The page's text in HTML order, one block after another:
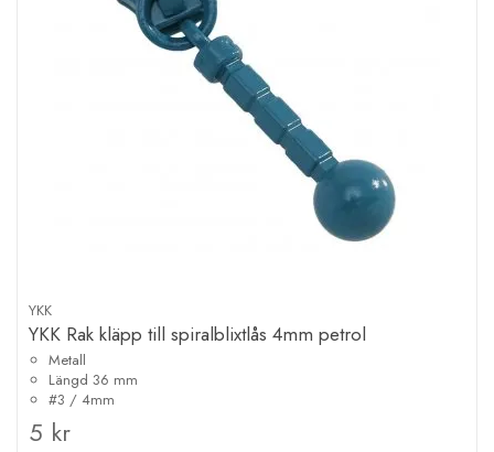
YKK
YKK Rak kläpp till spiralblixtlås 4mm petrol
Metall
Längd 36 mm
#3 / 4mm
5 kr